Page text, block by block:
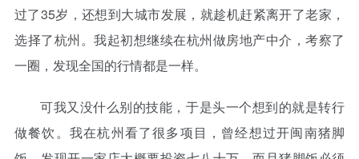
过了35岁，还想到大城市发展，就趁机赶紧离开了老家，
选择了杭州。我起初想继续在杭州做房地产中介，考察了
一圈，发现全国的行情都是一样。
可我又没什么别的技能，于是头一个想到的就是转行
做餐饮。我在杭州看了很多项目，曾经想过开闽南猪脚